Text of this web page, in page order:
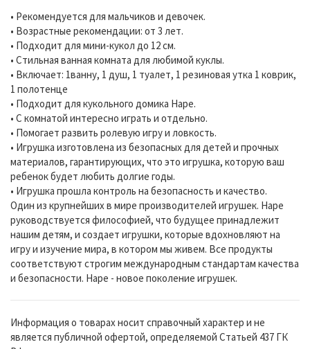
• Рекомендуется для мальчиков и девочек.
• Возрастные рекомендации: от 3 лет.
• Подходит для мини-кукол до 12 см.
• Стильная ванная комната для любимой куклы.
• Включает: 1ванну, 1 душ, 1 туалет, 1 резиновая утка 1 коврик,
1 полотенце
• Подходит для кукольного домика Hape.
• С комнатой интересно играть и отдельно.
• Помогает развить ролевую игру и ловкость.
• Игрушка изготовлена из безопасных для детей и прочных
материалов, гарантирующих, что это игрушка, которую ваш
ребенок будет любить долгие годы.
• Игрушка прошла контроль на безопасность и качество.
Один из крупнейших в мире производителей игрушек. Hape
руководствуется философией, что будущее принадлежит
нашим детям, и создает игрушки, которые вдохновляют на
игру и изучение мира, в котором мы живем. Все продукты
соответствуют строгим международным стандартам качества
и безопасности. Hape - новое поколение игрушек.
Информация о товарах носит справочный характер и не
является публичной офертой, определяемой Статьей 437 ГК